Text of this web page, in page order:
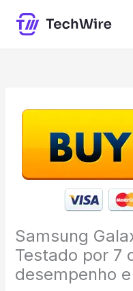
para
Samsung
Testado por 7
desempenho